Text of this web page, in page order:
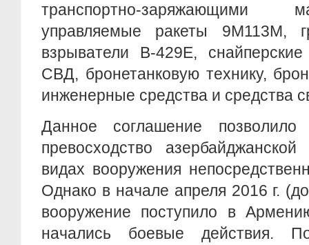
транспортно-
управляемые ракеты 9М113М,
взрыватели B-429Е,
СВД, бронетанковую технику,
инженерные средства и средства
Данное соглашение позволило
превосходство
видах вооружения
Однако в начале апреля 2016 г.
вооружение поступило в
начались боевые действия.